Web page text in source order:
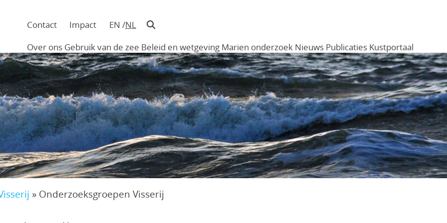
in
hoofding
Contact Impact EN NL
Main
navigation
Menu
Over ons Gebruik van de zee Beleid en wetgeving Marien onderzoek Nieuws Publicaties Kustportaal
» Onderzoeksgroepen Visserij